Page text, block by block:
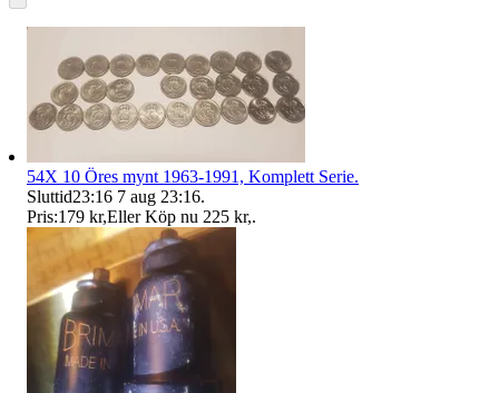
54X 10 Öres mynt 1963-1991, Komplett Serie.
Sluttid23:16 7 aug 23:16.
Pris:179 kr,Eller Köp nu 225 kr,.